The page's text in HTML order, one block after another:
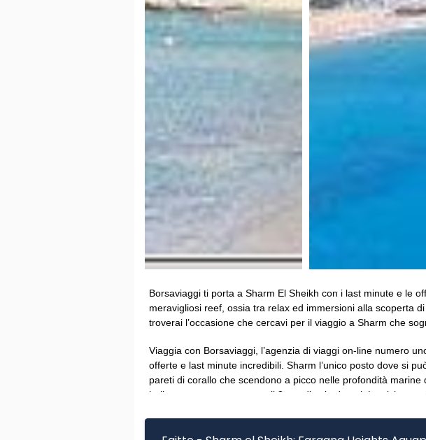
Borsaviaggi ti porta a Sharm El Sheikh con i last minute e le
meravigliosi reef, ossia tra relax ed immersioni alla scoperta
troverai l’occasione che cercavi per il viaggio a Sharm che
Viaggia con Borsaviaggi, l’agenzia di viaggi on-line numero
offerte e last minute incredibili. Sharm l’unico posto dove si
pareti di corallo che scendono a picco nelle profondità
bellezza e tutto questo a soli 3 ore di volo da noi. La